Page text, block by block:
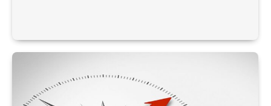
an den Gymnasien benötigt. Sie waren…